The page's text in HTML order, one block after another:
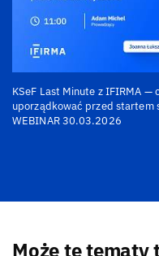
KSeF Last Minute z IFIRMA —
uporządkować przed startem
WEBINAR 30.03.2026
Może te tematy